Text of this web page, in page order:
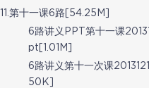
11.第十一课6路[54.25M]
6路讲义PPT第十一课
pt[1.01M]
6路讲义第十一次课
50K]